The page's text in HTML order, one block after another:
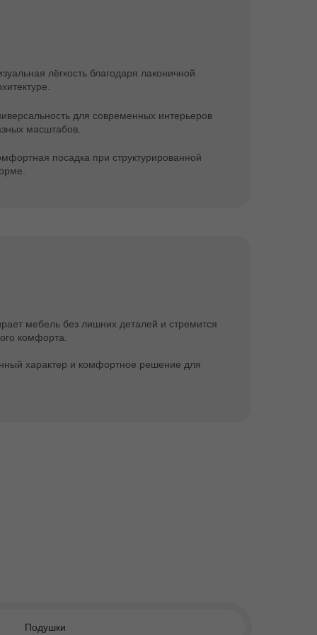
мебель без лишних деталей и стремится
комфорта.
характер и комфортное решение для
лёгкость благодаря лаконичной
для современных интерьеров
масштабов.
посадка при структурированной
Подушки